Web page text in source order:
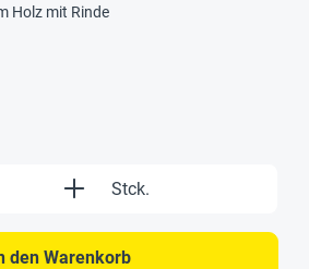
Holz mit Rinde
Gib den gewünschten
Stck.
den Warenkorb